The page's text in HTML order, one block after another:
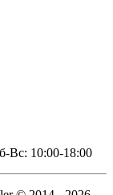
Вс: 10:00-18:00